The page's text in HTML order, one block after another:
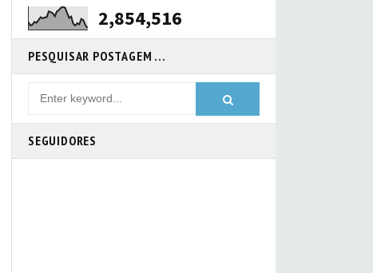
2,854,516
PESQUISAR POSTAGEM ...
SEGUIDORES